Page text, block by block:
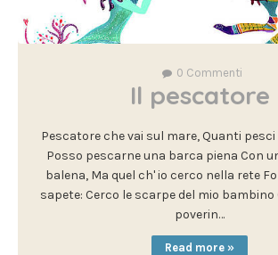
0 Commenti
Il pescatore
Pescatore che vai sul mare, Quanti
Posso pescarne una barca piena Con
balena, Ma quel ch' io cerco nella rete
sapete: Cerco le scarpe del mio bambino
poverin…
Read more »